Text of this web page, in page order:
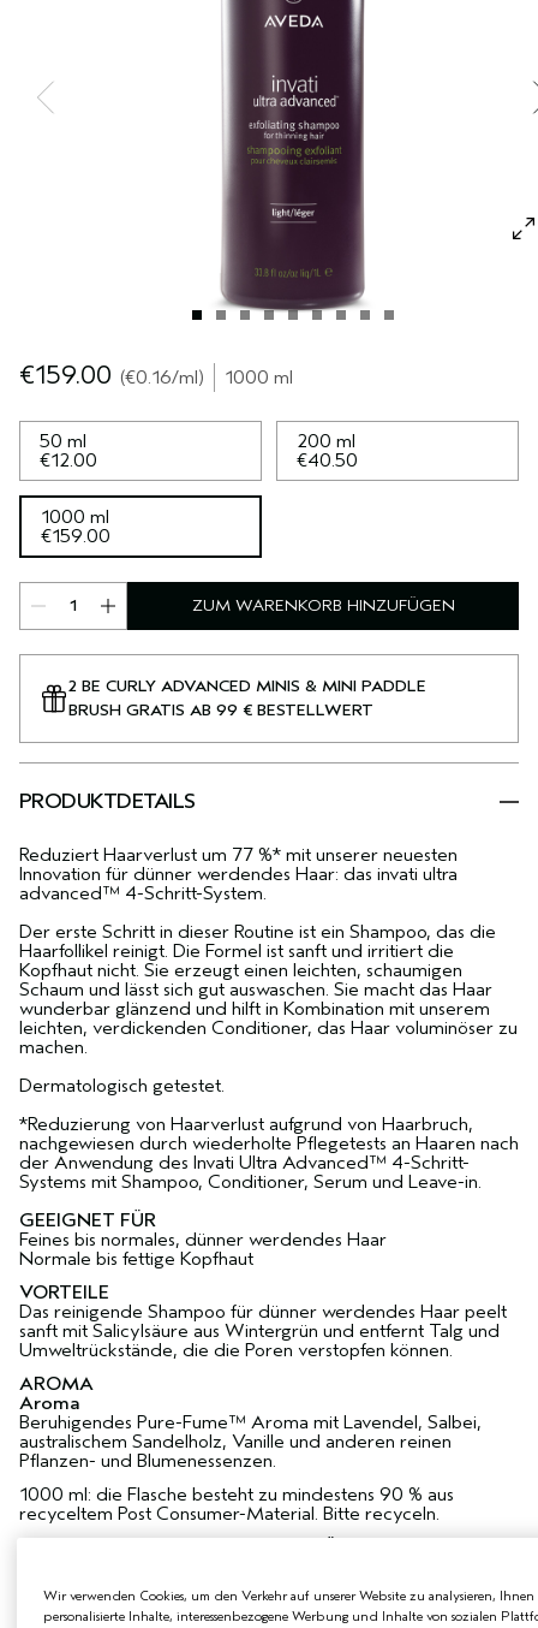
ALLE KOLLEKTIONEN
€159.00 €0.16/ml 1000 ml
50 ml
€12.00
200 ml
€40.50
1000 ml
€159.00
ZUM WARENKORB HINZUFÜGEN
2 BE CURLY ADVANCED MINIS & MINI PADDLE
BRUSH GRATIS AB 99 € BESTELLWERT
PRODUKTDETAILS
Reduziert Haarverlust um 77 %* mit unserer neuesten
Innovation für dünner werdendes Haar: das invati ultra
advanced™ 4-Schritt-System.
Der erste Schritt in dieser Routine ist ein Shampoo, das die
Haarfollikel reinigt. Die Formel ist sanft und irritiert die
Kopfhaut nicht. Sie erzeugt einen leichten, schaumigen
Schaum und lässt sich gut auswaschen. Sie macht das Haar
wunderbar glänzend und hilft in Kombination mit unserem
leichten, verdickenden Conditioner, das Haar voluminöser zu
machen.
Dermatologisch getestet.
*Reduzierung von Haarverlust aufgrund von Haarbruch,
nachgewiesen durch wiederholte Pflegetests an Haaren nach
der Anwendung des Invati Ultra Advanced™ 4-Schritt-
Systems mit Shampoo, Conditioner, Serum und Leave-in.
GEEIGNET FÜR
Feines bis normales, dünner werdendes Haar
Normale bis fettige Kopfhaut
VORTEILE
Das reinigende Shampoo für dünner werdendes Haar peelt
sanft mit Salicylsäure aus Wintergrün und entfernt Talg und
Umweltrückstände, die die Poren verstopfen können.
AROMA
Aroma
Beruhigendes Pure-Fume™ Aroma mit Lavendel, Salbei,
australischem Sandelholz, Vanille und anderen reinen
Pflanzen- und Blumenessenzen.
1000 ml: die Flasche besteht zu mindestens 90 % aus
recyceltem Post Consumer-Material. Bitte recyceln.
Zu 95 % natürlich gewonnen**. Vegan. Mit Leaping Bunny-
Gütesiegel.
Wir verwenden Cookies, um den Verkehr auf unserer Website zu analysieren, Ihnen
personalisierte Inhalte, interessenbezogene Werbung und Inhalte von sozialen